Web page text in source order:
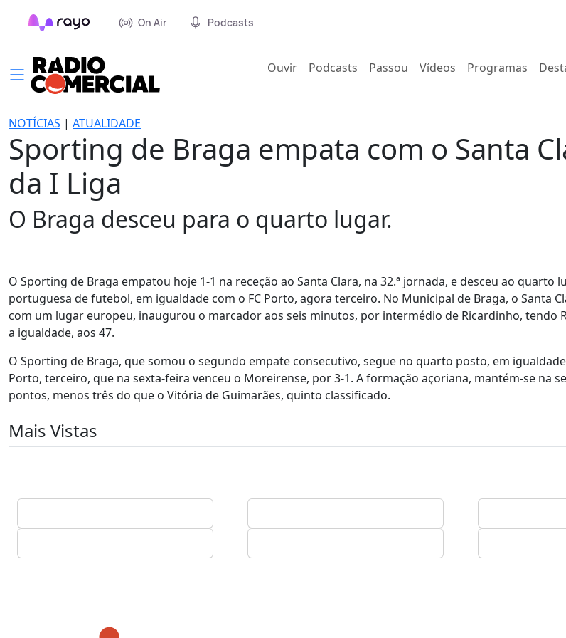
On Air Podcasts
Ouvir(current)
Podcasts Passou Vídeos Programas
NOTÍCIAS | ATUALIDADE
Sporting de Braga empata com o Santa
da I Liga
O Braga desceu para o quarto lugar.
O Sporting de Braga empatou hoje 1-1 na receção ao Santa Clara, na 32.ª jornada, e desceu ao quarto
portuguesa de futebol, em igualdade com o FC Porto, agora terceiro. No Municipal de Braga, o Santa
com um lugar europeu, inaugurou o marcador aos seis minutos, por intermédio de Ricardinho, tendo
a igualdade, aos 47.
O Sporting de Braga, que somou o segundo empate consecutivo, segue no quarto posto, em
Porto, terceiro, que na sexta-feira venceu o Moreirense, por 3-1. A formação açoriana, mantém-se na
pontos, menos três do que o Vitória de Guimarães, quinto classificado.
Mais Vistas